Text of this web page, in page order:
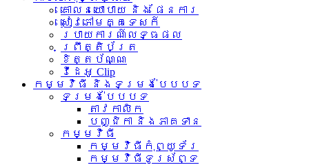
គោលនយោបាយ និង ផែនការ
សៀវភៅមគ្គទេសក៍
របាយការណ៍លទ្ធផល
ព្រឹត្តិប័ត្រ
ខិត្តប័ណ្ណ
វីដេអូ Clip
កម្មវិធី និងទម្រង់បែបបទ
ទម្រង់បែបបទ
តាវកាលិក
បញ្ជិកា និងភាគទាន
កម្មវិធី
កម្មវិធីកុំព្យូទ័រ
កម្មវិធីទូរស័ព្ទ